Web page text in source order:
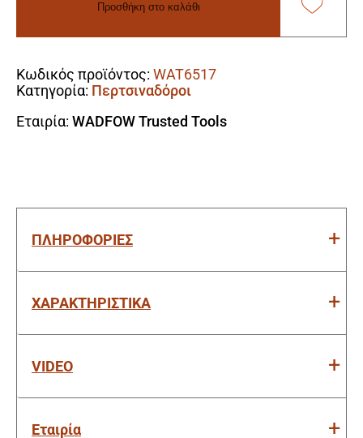
ποσότητα
Προσθήκη στο καλάθι
Κωδικός προϊόντος: WAT6517
Κατηγορία: Περτσιναδόροι
Εταιρία: WADFOW Trusted Tools
ΠΛΗΡΟΦΟΡΙΕΣ
ΧΑΡΑΚΤΗΡΙΣΤΙΚΑ
VIDEO
Εταιρία